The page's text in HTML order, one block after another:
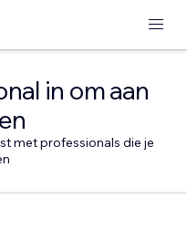
in om aan
met professionals die je